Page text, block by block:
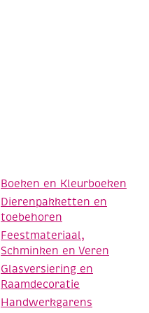
Boeken en Kleurboeken
Dierenpakketten en
toebehoren
Feestmateriaal,
Schminken en Veren
Glasversiering en
Raamdecoratie
Handwerkgarens